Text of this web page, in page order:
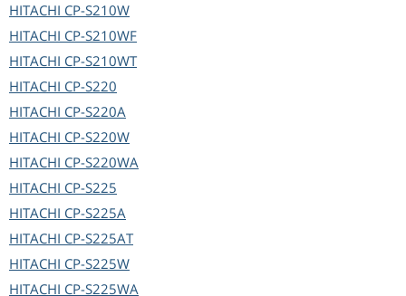
HITACHI CP-S210W
HITACHI CP-S210WF
HITACHI CP-S210WT
HITACHI CP-S220
HITACHI CP-S220A
HITACHI CP-S220W
HITACHI CP-S220WA
HITACHI CP-S225
HITACHI CP-S225A
HITACHI CP-S225AT
HITACHI CP-S225W
HITACHI CP-S225WA